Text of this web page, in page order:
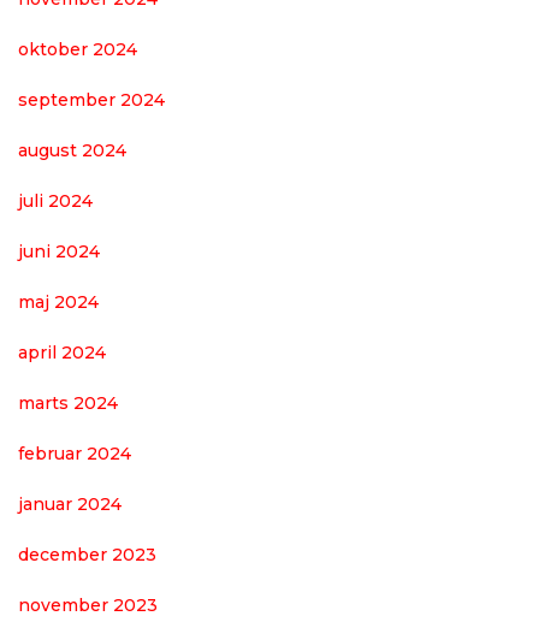
oktober 2024
september 2024
august 2024
juli 2024
juni 2024
maj 2024
april 2024
marts 2024
februar 2024
januar 2024
december 2023
november 2023